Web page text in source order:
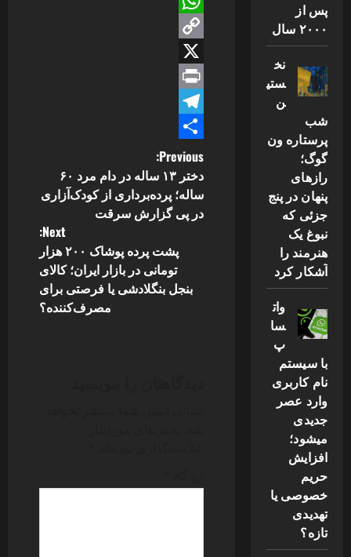
WhatsApp
Copy
Link
X
Print
Telegram
Share
P
o
s
n
t
Previous:
دختر ۱۳ ساله در دام مرد ۶۰
ساله؛ پرده‌برداری از کودک‌آزاری
در پی گزارش سرقت
Next:
پشت پرده پوشاک ۲۰۰ هزار
تومانی در بازار ایران؛ کالای
بنجل بنگلادشی یا فرصتی برای
مصرف‌کننده؟
پس از
۲۰۰۰ سال
نخ
ستی
ن
شب
پرستاره ون
گوگ؛
رازهای
پنهان در پنج
جزئی که
نبوغ یک
هنرمند را
آشکار کرد
وات
سا
پ
با سیستم
نام کاربری
وارد عصر
جدیدی
میشود؛
افزایش
حریم
خصوصی یا
تهدیدی
تازه؟